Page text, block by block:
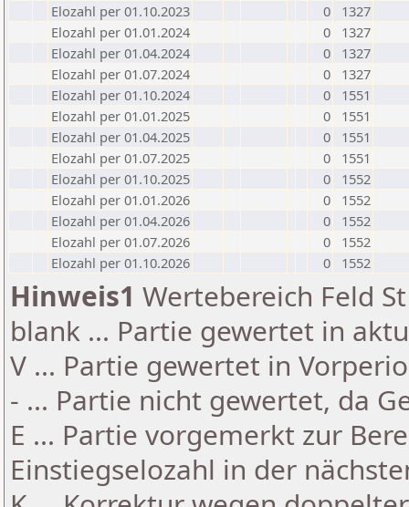
Elozahl per 01.10.2023
0
1327
Elozahl per 01.01.2024
0
1327
Elozahl per 01.04.2024
0
1327
Elozahl per 01.07.2024
0
1327
Elozahl per 01.10.2024
0
1551
Elozahl per 01.01.2025
0
1551
Elozahl per 01.04.2025
0
1551
Elozahl per 01.07.2025
0
1551
Elozahl per 01.10.2025
0
1552
Elozahl per 01.01.2026
0
1552
Elozahl per 01.04.2026
0
1552
Elozahl per 01.07.2026
0
1552
Elozahl per 01.10.2026
0 1552
Hinweis1 Wertebereich Feld
blank ... Partie gewertet in
V ... Partie gewertet in
- ... Partie nicht gewertet, da
E ... Partie vorgemerkt zur
Einstiegselozahl in der